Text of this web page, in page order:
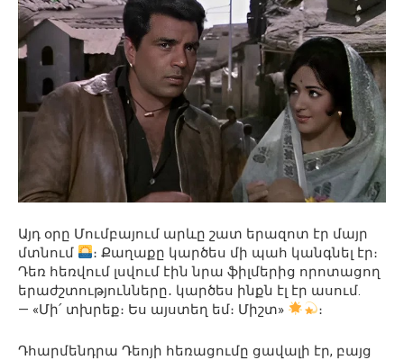
Այդ օրը Մումբայում արևը շատ երազոտ էր մայր
մտնում
։ Քաղաքը կարծես մի պահ կանգնել էր։
Դեռ հեռվում լսվում էին նրա ֆիլմերից որոտացող
երաժշտությունները․ կարծես ինքն էլ էր ասում.
— «Մի՛ տխրեք։ Ես այստեղ եմ։ Միշտ»
։
Դհարմենդրա Դեոյի հեռացումը ցավալի էր, բայց